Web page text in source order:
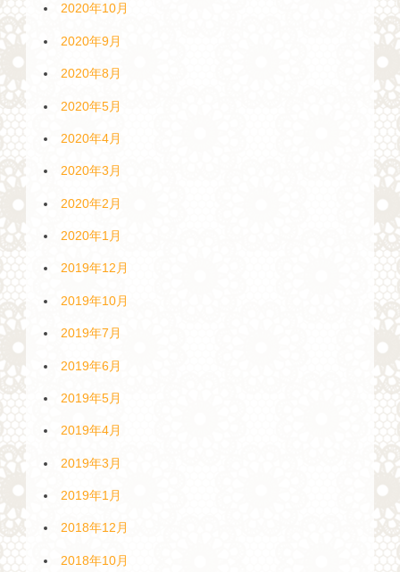
2020年10月
2020年9月
2020年8月
2020年5月
2020年4月
2020年3月
2020年2月
2020年1月
2019年12月
2019年10月
2019年7月
2019年6月
2019年5月
2019年4月
2019年3月
2019年1月
2018年12月
2018年10月